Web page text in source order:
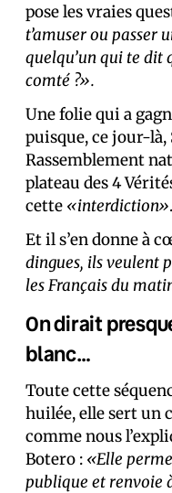
pose les vraies
t’amuser ou passer
quelqu’un qui te dit
comté ?».
Une folie qui a
puisque, ce jour-là,
Rassemblement
plateau des 4
cette «interdiction».
Et il s’en donne à
dingues, ils veulent
les Français du
On dirait
blanc…
Toute cette
huilée, elle sert un
comme nous
Botero : «Elle
publique et renvoie